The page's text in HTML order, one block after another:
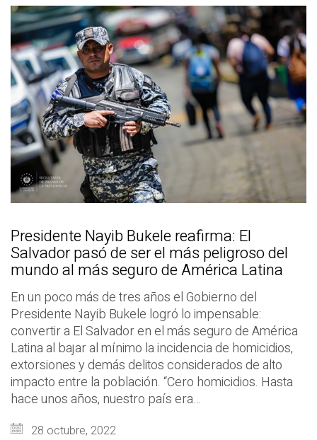
Presidente Nayib Bukele reafirma: El
Salvador pasó de ser el más peligroso del
mundo al más seguro de América Latina
En un poco más de tres años el Gobierno del
Presidente Nayib Bukele logró lo impensable:
convertir a El Salvador en el más seguro de América
Latina al bajar al mínimo la incidencia de homicidios,
extorsiones y demás delitos considerados de alto
impacto entre la población. “Cero homicidios. Hasta
hace unos años, nuestro país era…
28 octubre, 2022